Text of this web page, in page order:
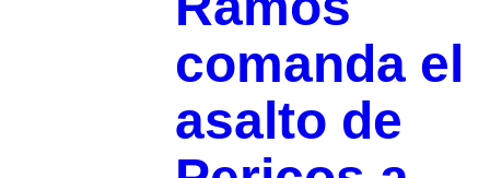
comanda el
asalto de